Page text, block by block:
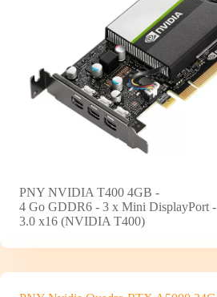
PNY NVIDIA T400 4GB -
4 Go GDDR6 - 3 x Mini DisplayPort -
3.0 x16 (NVIDIA T400)